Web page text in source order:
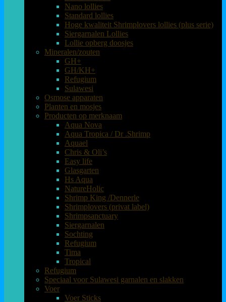
Nano lollies
Standard lollies
Hoge kwaliteit Shrimplovers lollies (plus serie)
Siergarnalen Lollies
Lollie opberg doosjes
Mineralen/zouten
GH+
GH/KH+
Refugium
Sulawesi
Osmose apparaten
Planten en mosjes
Producten op merknaam
Aqua Nova
Aqua Tropica / Dr .Shrimp
Aquael
Chris & Oli’s
Easy life
Glasgarten
Hs Aqua
NatureHolic
Shrimp King /Dennerle
Shrimplovers (privat label)
Shrimpsanctuary
Siergarnalen
Sochting
Refugium
Tima
Tropical
Refugium
Speciaal voor Sulawesi garnalen en slakken
Voer
Voer Sticks